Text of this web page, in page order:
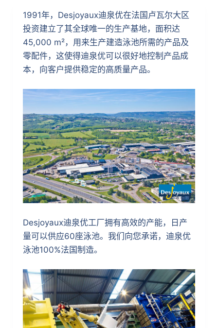
1991年，Desjoyaux迪泉优在法国卢瓦尔大区
投资建立了其全球唯一的生产基地，面积达
45,000 m²，用来生产建造泳池所需的产品及
零配件，这使得迪泉优可以很好地控制产品成
本，向客户提供稳定的高质量产品。
Desjoyaux迪泉优工厂拥有高效的产能，日产
量可以供应60座泳池。我们向您承诺，迪泉优
泳池100%法国制造。